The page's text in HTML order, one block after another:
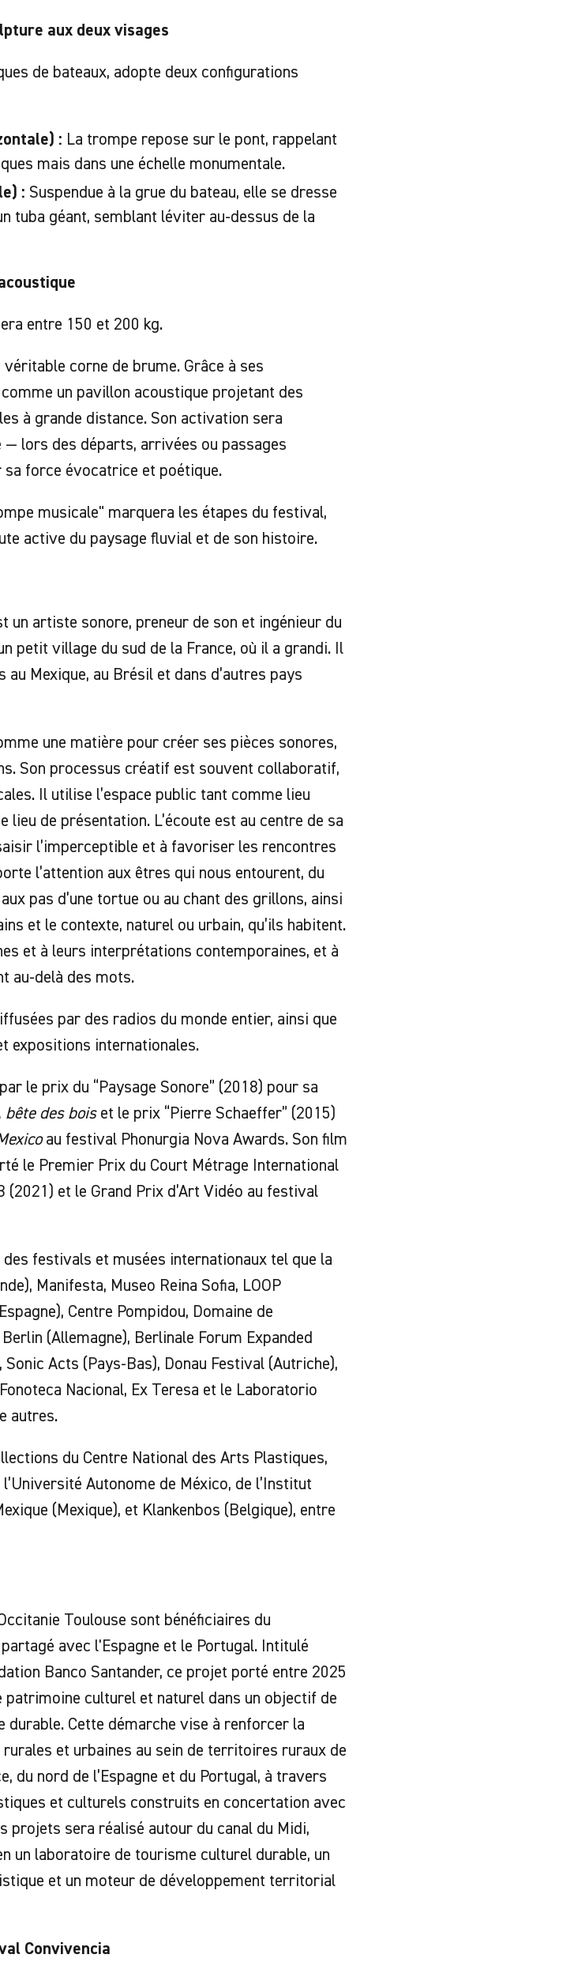
aux deux visages
de bateaux, adopte deux configurations
: La trompe repose sur le pont, rappelant
mais dans une échelle monumentale.
: Suspendue à la grue du bateau, elle se dresse
tuba géant, semblant léviter au-dessus de la
entre 150 et 200 kg.
corne de brume. Grâce à ses
un pavillon acoustique projetant des
à grande distance. Son activation sera
lors des départs, arrivées ou passages
force évocatrice et poétique.
musicale" marquera les étapes du festival,
active du paysage fluvial et de son histoire.
un artiste sonore, preneur de son et ingénieur du
petit village du sud de la France, où il a grandi. Il
Mexique, au Brésil et dans d’autres pays
une matière pour créer ses pièces sonores,
Son processus créatif est souvent collaboratif,
Il utilise l’espace public tant comme lieu
lieu de présentation. L’écoute est au centre de sa
l’imperceptible et à favoriser les rencontres
l’attention aux êtres qui nous entourent, du
pas d’une tortue ou au chant des grillons, ainsi
et le contexte, naturel ou urbain, qu’ils habitent.
et à leurs interprétations contemporaines, et à
au-delà des mots.
par des radios du monde entier, ainsi que
expositions internationales.
le prix du “Paysage Sonore” (2018) pour sa
bête des boiset le prix “Pierre Schaeffer” (2015)
au festival Phonurgia Nova Awards. Son film
le Premier Prix du Court Métrage International
(2021) et le Grand Prix d’Art Vidéo au festival
festivals et musées internationaux tel que la
Manifesta, Museo Reina Sofia, LOOP
Centre Pompidou, Domaine de
(Allemagne), Berlinale Forum Expanded
Acts (Pays-Bas), Donau Festival (Autriche),
Nacional, Ex Teresa et le Laboratorio
autres.
du Centre National des Arts Plastiques,
Autonome de México, de l’Institut
(Mexique), et Klankenbos (Belgique), entre
Toulouse sont bénéficiaires du
avec l'Espagne et le Portugal. Intitulé
Banco Santander, ce projet porté entre 2025
culturel et naturel dans un objectif de
durable. Cette démarche vise à renforcer la
et urbaines au sein de territoires ruraux de
du nord de l’Espagne et du Portugal, à travers
et culturels construits en concertation avec
projets sera réalisé autour du canal du Midi,
un laboratoire de tourisme culturel durable, un
et un moteur de développement territorial
Convivencia